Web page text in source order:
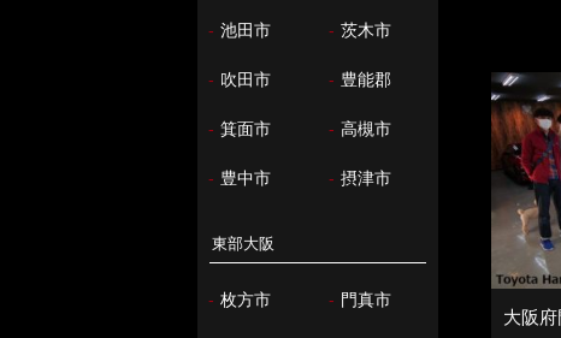
大阪
- 池田市 - 茨木市
- 吹田市 - 豊能郡
- 箕面市 - 高槻市
- 豊中市 - 摂津市
東部大阪
- 枚方市 - 門真市